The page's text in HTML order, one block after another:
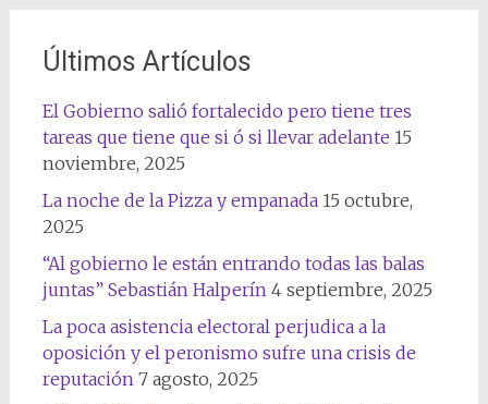
Últimos Artículos
El Gobierno salió fortalecido pero tiene tres
tareas que tiene que si ó si llevar adelante 15
noviembre, 2025
La noche de la Pizza y empanada 15 octubre,
2025
“Al gobierno le están entrando todas las balas
juntas” Sebastián Halperín 4 septiembre, 2025
La poca asistencia electoral perjudica a la
oposición y el peronismo sufre una crisis de
reputación 7 agosto, 2025